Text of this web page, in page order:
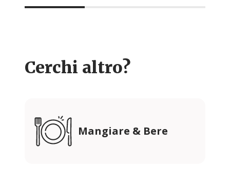
Cerchi altro?
Mangiare & Bere